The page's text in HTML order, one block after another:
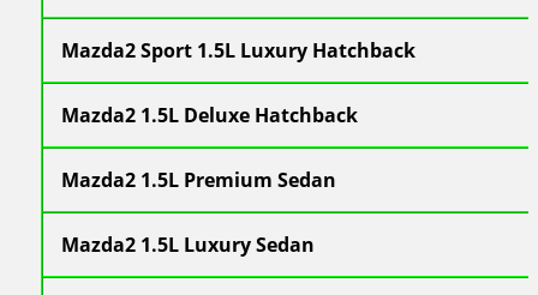
Mazda2 Sport 1.5L Luxury Hatchback
Mazda2 1.5L Deluxe Hatchback
Mazda2 1.5L Premium Sedan
Mazda2 1.5L Luxury Sedan